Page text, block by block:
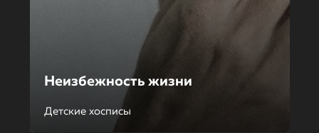
Неизбежность жизни
Детские хосписы